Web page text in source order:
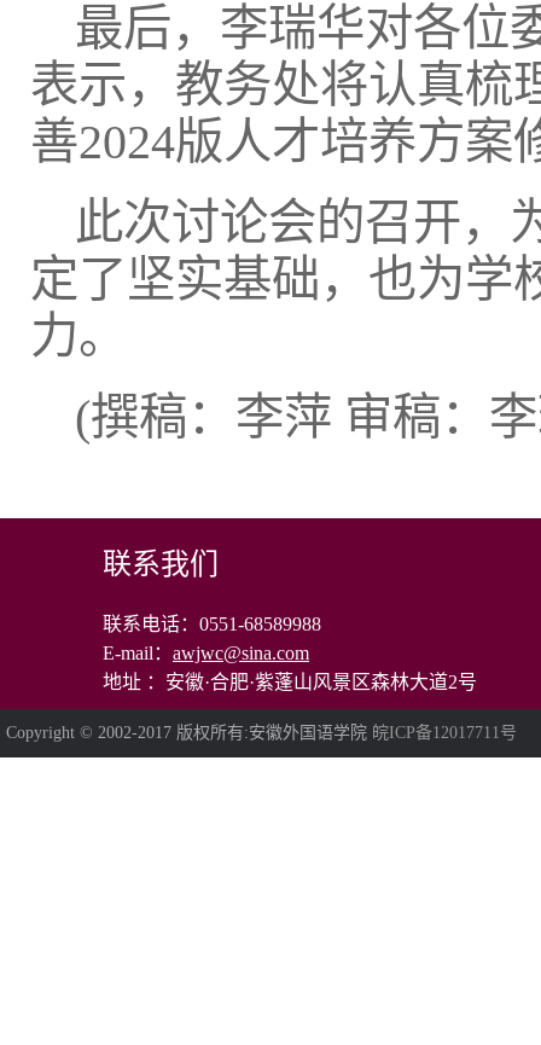
最后，李瑞华对各位
表示，教务处将认真梳
善2024版人才培养方案
此次讨论会的召开，
定了坚实基础，也为学
力。
(撰稿：李萍 审稿：
联系我们
联系电话：0551-68589988
E-mail： awjwc@sina.com
地址 ：安徽·合肥·紫蓬山风景区森林大道2号
Copyright © 2002-2017 版权所有:安徽外国语学院 皖ICP备12017711号